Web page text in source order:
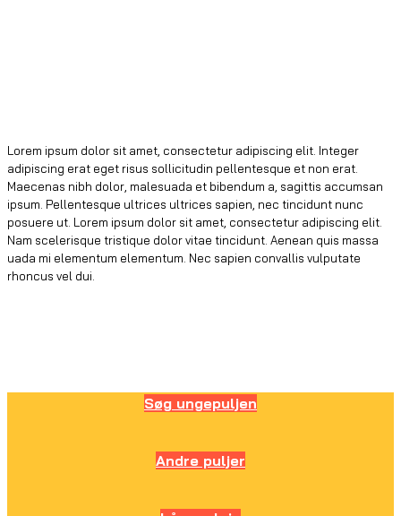
Lorem ipsum dolor sit amet, consectetur adipiscing elit. Integer
adipiscing erat eget risus sollicitudin pellentesque et non erat.
Maecenas nibh dolor, malesuada et bibendum a, sagittis accumsan
ipsum. Pellentesque ultrices ultrices sapien, nec tincidunt nunc
posuere ut. Lorem ipsum dolor sit amet, consectetur adipiscing elit.
Nam scelerisque tristique dolor vitae tincidunt. Aenean quis massa
uada mi elementum elementum. Nec sapien convallis vulputate
rhoncus vel dui.
Søg ungepuljen
Andre puljer